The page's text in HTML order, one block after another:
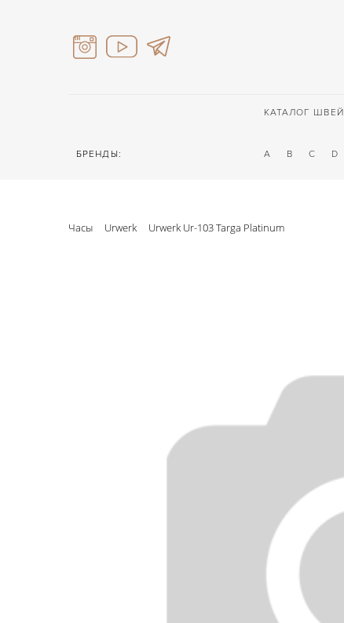
КАТАЛОГ
БРЕНДЫ: A B C D
Часы Urwerk Urwerk Ur-103 Targa Platinum